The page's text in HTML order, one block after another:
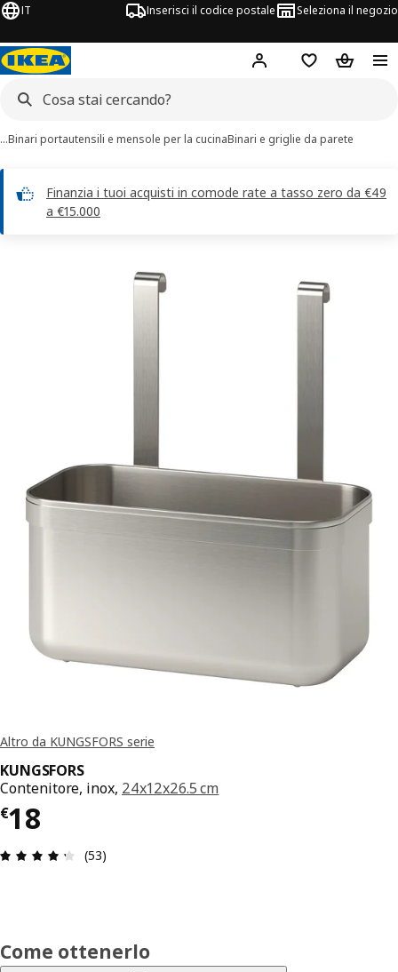
IT Inserisci il codice postale Seleziona il negozio
Hej! AccediLista deiCarrello
…Binari portautensili e mensole per la cucinaBinari e griglie da parete
Finanzia i tuoi acquisti in comode rate a tasso zero da €49
a €15.000
Altro da KUNGSFORS serie
KUNGSFORS
Contenitore, inox, 24x12x26.5 cm
€18
Prezzo € 18
Recensione: 4.3 di 5 stelle. Recensioni totali: 53
(53)
Come ottenerlo